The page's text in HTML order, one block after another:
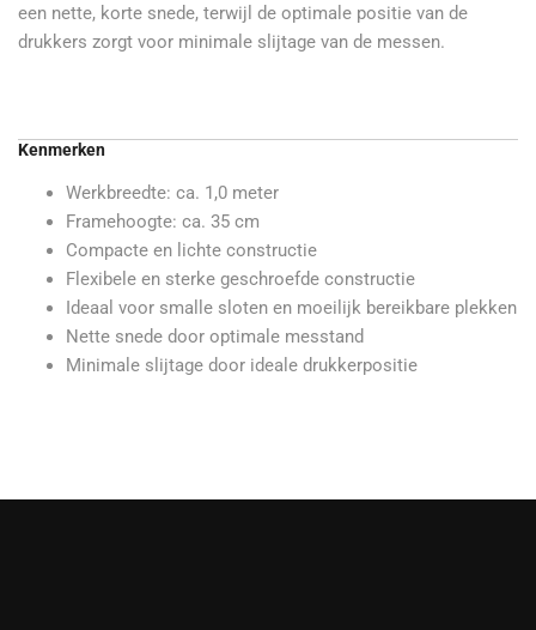
een nette, korte snede, terwijl de optimale positie van de
drukkers zorgt voor minimale slijtage van de messen.
Kenmerken
Werkbreedte: ca. 1,0 meter
Framehoogte: ca. 35 cm
Compacte en lichte constructie
Flexibele en sterke geschroefde constructie
Ideaal voor smalle sloten en moeilijk bereikbare plekken
Nette snede door optimale messtand
Minimale slijtage door ideale drukkerpositie